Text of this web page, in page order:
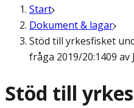
Start
Dokument & lagar
Stöd till yrkesfisket
fråga 2019/20:1409
Stöd till